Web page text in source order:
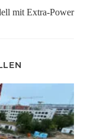
mit Extra-Power